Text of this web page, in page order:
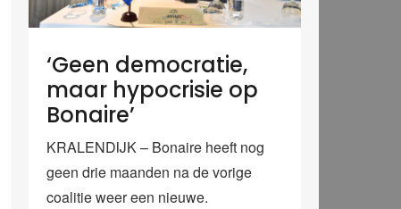
‘Geen democratie,
maar hypocrisie op
Bonaire’
KRALENDIJK – Bonaire heeft nog
geen drie maanden na de vorige
coalitie weer een nieuwe.